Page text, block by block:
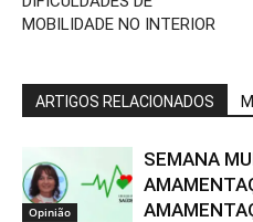
MOBILIDADE NO INTERIOR
ARTIGOS RELACIONADOS
Opinião
SEMANA